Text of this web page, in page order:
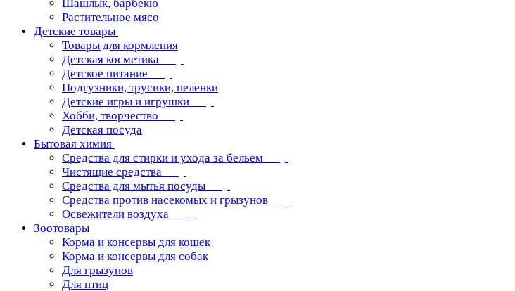
Шашлык, барбекю
Растительное мясо
Детские товары
Товары для кормления
Детская косметика
Детское питание
Подгузники, трусики, пеленки
Детские игры и игрушки
Хобби, творчество
Детская посуда
Бытовая химия
Средства для стирки и ухода за бельем
Чистящие средства
Средства для мытья посуды
Средства против насекомых и грызунов
Освежители воздуха
Зоотовары
Корма и консервы для кошек
Корма и консервы для собак
Для грызунов
Для птиц